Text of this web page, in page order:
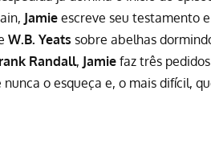
Jamie escreve seu testamento
W.B. Yeats sobre abelhas
Randall, Jamie faz três
o esqueça e, o mais difícil,